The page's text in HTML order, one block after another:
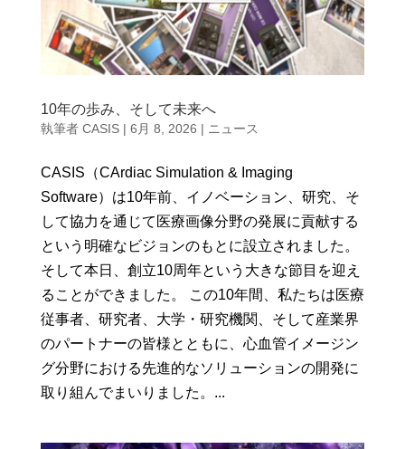
10年の歩み、そして未来へ
執筆者 CASIS| 6月 8, 2026 | ニュース
CASIS（CArdiac Simulation & Imaging
Software）は10年前、イノベーション、研究、そ
して協力を通じて医療画像分野の発展に貢献する
という明確なビジョンのもとに設立されました。
そして本日、創立10周年という大きな節目を迎え
ることができました。 この10年間、私たちは医療
従事者、研究者、大学・研究機関、そして産業界
のパートナーの皆様とともに、心血管イメージン
グ分野における先進的なソリューションの開発に
取り組んでまいりました。...